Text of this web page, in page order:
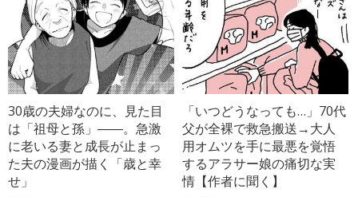
30歳の夫婦なのに、見た目
は「祖母と孫」――。急激
に老いる妻と成長が止まっ
た夫の漫画が描く「歳と幸
せ」
「いつどうなっても…」70代
父が全裸で救急搬送→大人
用オムツを手に最悪を覚悟
するアラサー娘の痛切な実
情【作者に聞く】